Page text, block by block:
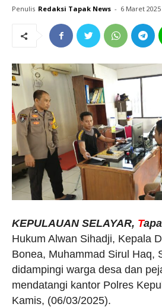
Penulis Redaksi Tapak News - 6 Maret 2025
KEPULAUAN SELAYAR, T
Hukum Alwan Sihadji, Kepala
Bonea, Muhammad Sirul Haq,
didampingi warga desa dan
mendatangi kantor Polres
Kamis, (06/03/2025).